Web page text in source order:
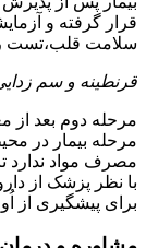
قرار گرفته و
سلامت قلب،تست
قرنطینه و سم
مرحله دوم بعد از
مرحله بیمار در
مصرف مواد ندارد
با نظر پزشک از
برای پیشگیری از